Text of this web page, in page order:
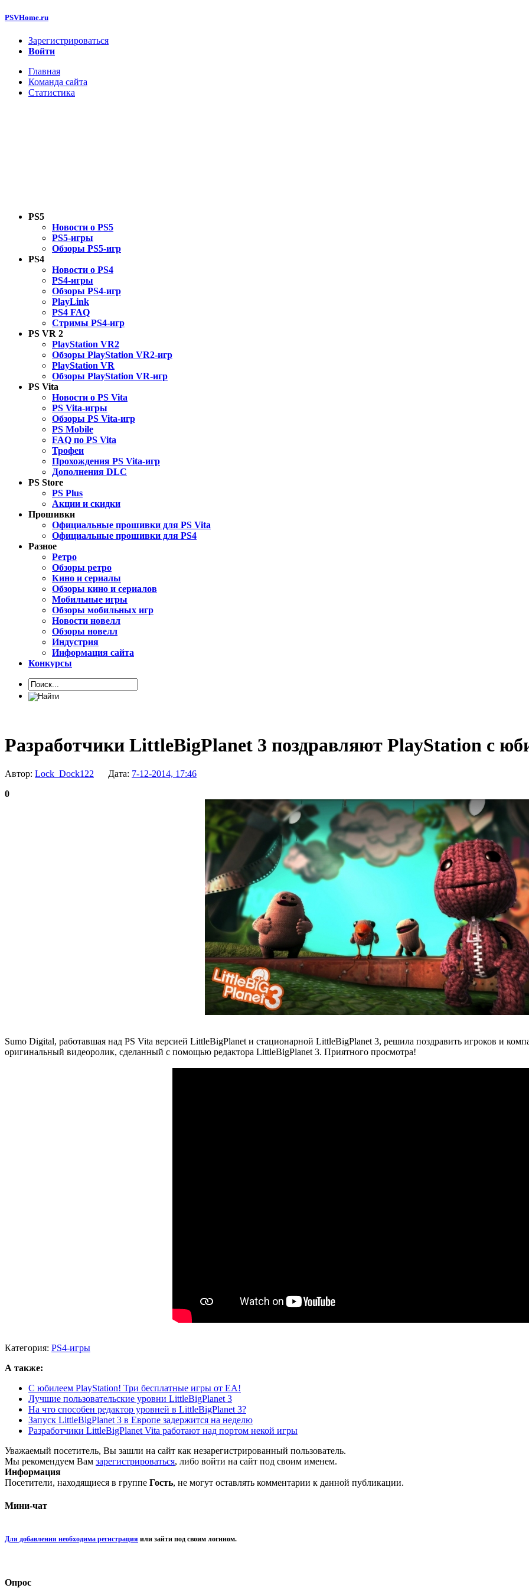
PSVHome.ru
Зарегистрироваться
Войти
Главная
Команда сайта
Статистика
PS5
Новости о PS5
PS5-игры
Обзоры PS5-игр
PS4
Новости о PS4
PS4-игры
Обзоры PS4-игр
PlayLink
PS4 FAQ
Стримы PS4-игр
PS VR 2
PlayStation VR2
Обзоры PlayStation VR2-игр
PlayStation VR
Обзоры PlayStation VR-игр
PS Vita
Новости о PS Vita
PS Vita-игры
Обзоры PS Vita-игр
PS Mobile
FAQ по PS Vita
Трофеи
Прохождения PS Vita-игр
Дополнения DLC
PS Store
PS Plus
Акции и скидки
Прошивки
Официальные прошивки для PS Vita
Официальные прошивки для PS4
Разное
Ретро
Обзоры ретро
Кино и сериалы
Обзоры кино и сериалов
Мобильные игры
Обзоры мобильных игр
Новости новелл
Обзоры новелл
Индустрия
Информация сайта
Конкурсы
Разработчики LittleBigPlanet 3 поздравляют PlayStation с
Автор: Lock_Dock122 Дата: 7-12-2014, 17:46
0
Sumo Digital, работавшая над PS Vita версией LittleBigPlanet и стационарной LittleBigPlanet 3, решила поздравить игроков и
оригинальный видеоролик, сделанный с помощью редактора LittleBigPlanet 3. Приятного просмотра!
Категория: PS4-игры
А также:
С юбилеем PlayStation! Три бесплатные игры от EA!
Лучшие пользовательские уровни LittleBigPlanet 3
На что способен редактор уровней в LittleBigPlanet 3?
Запуск LittleBigPlanet 3 в Европе задержится на неделю
Разработчики LittleBigPlanet Vita работают над портом некой игры
Уважаемый посетитель, Вы зашли на сайт как незарегистрированный пользователь.
Мы рекомендуем Вам зарегистрироваться, либо войти на сайт под своим именем.
Информация
Посетители, находящиеся в группе Гость, не могут оставлять комментарии к данной публикации.
Мини-чат
Для добавления необходима регистрация или зайти под своим логином.
Опрос